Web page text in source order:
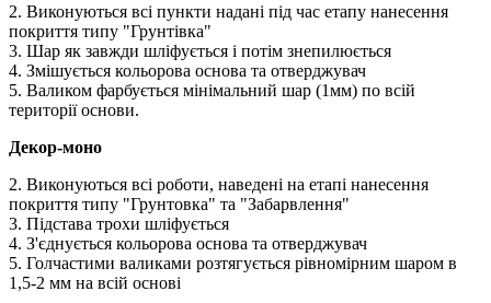
2. Виконуються всі пункти надані під час етапу нанесення
покриття типу "Грунтівка"
3. Шар як завжди шліфується і потім знепилюється
4. Змішується кольорова основа та отверджувач
5. Валиком фарбується мінімальний шар (1мм) по всій
території основи.
Декор-моно
2. Виконуються всі роботи, наведені на етапі нанесення
покриття типу "Грунтовка" та "Забарвлення"
3. Підстава трохи шліфується
4. З'єднується кольорова основа та отверджувач
5. Голчастими валиками розтягується рівномірним шаром в
1,5-2 мм на всій основі